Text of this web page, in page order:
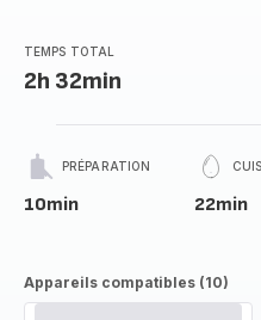
TEMPS TOTAL
2h 32min
PRÉPARATION
10min 22min
Appareils compatibles (10)